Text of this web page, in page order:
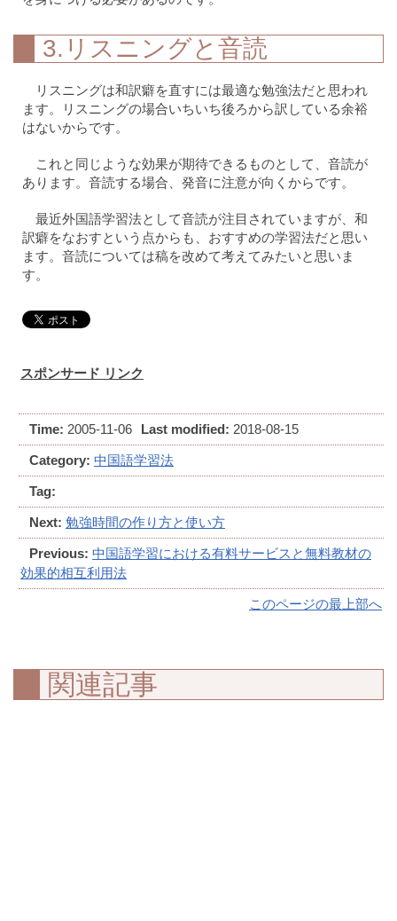
3.リスニングと音読
リスニングは和訳癖を直すには最適な勉強法だと思われ
ます。リスニングの場合いちいち後ろから訳している余裕
はないからです。
これと同じような効果が期待できるものとして、音読が
あります。音読する場合、発音に注意が向くからです。
最近外国語学習法として音読が注目されていますが、和
訳癖をなおすという点からも、おすすめの学習法だと思い
ます。音読については稿を改めて考えてみたいと思いま
す。
スポンサード リンク
Time: 2005-11-06 Last modified: 2018-08-15
Category: 中国語学習法
Tag:
Next: 勉強時間の作り方と使い方
Previous: 中国語学習における有料サービスと無料教材の
効果的相互利用法
このページの最上部へ
関連記事